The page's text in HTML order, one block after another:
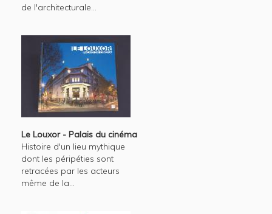
de l'architecturale...
Le Louxor - Palais du cinéma
Histoire d'un lieu mythique
dont les péripéties sont
retracées par les acteurs
même de la...